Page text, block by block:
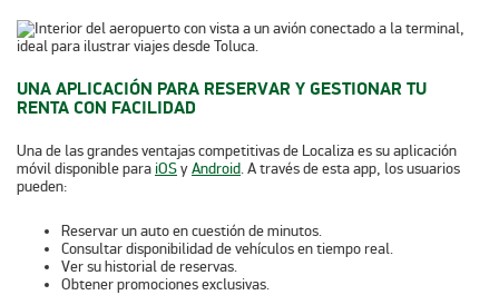
UNA APLICACIÓN PARA RESERVAR Y GESTIONAR TU
RENTA CON FACILIDAD
Una de las grandes ventajas competitivas de Localiza es su aplicación
móvil disponible para iOSyAndroid. A través de esta app, los usuarios
pueden:
Reservar un auto en cuestión de minutos.
Consultar disponibilidad de vehículos en tiempo real.
Ver su historial de reservas.
Obtener promociones exclusivas.